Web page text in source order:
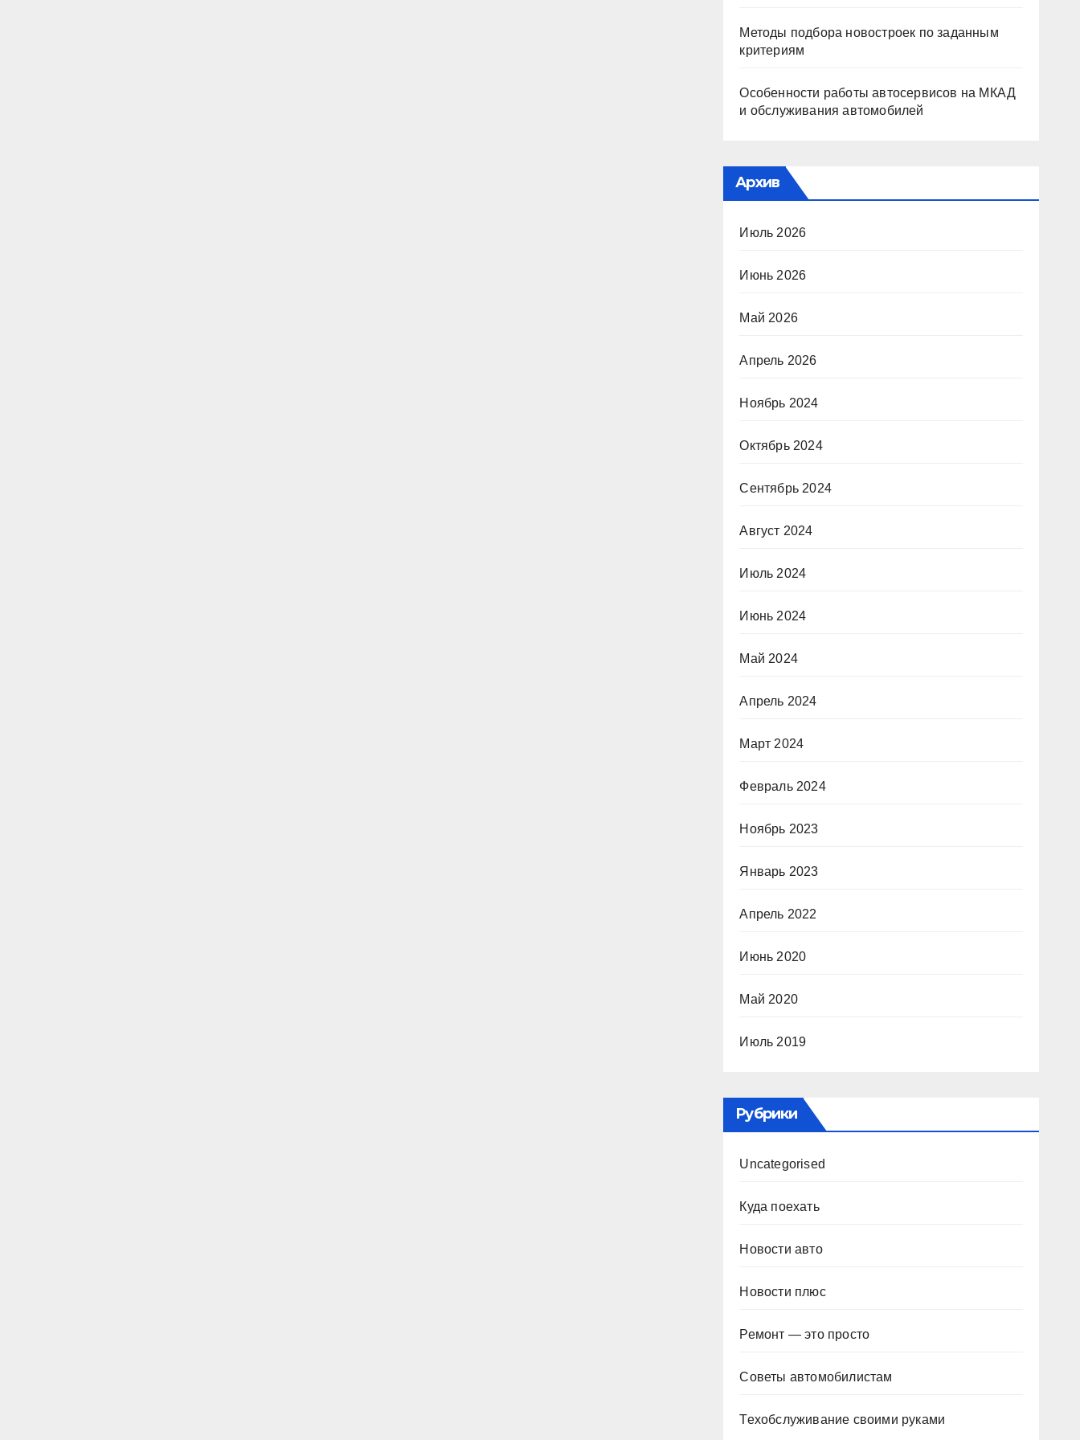
Методы подбора новостроек по заданным
критериям
Особенности работы автосервисов на МКАД
и обслуживания автомобилей
Архив
Июль 2026
Июнь 2026
Май 2026
Апрель 2026
Ноябрь 2024
Октябрь 2024
Сентябрь 2024
Август 2024
Июль 2024
Июнь 2024
Май 2024
Апрель 2024
Март 2024
Февраль 2024
Ноябрь 2023
Январь 2023
Апрель 2022
Июнь 2020
Май 2020
Июль 2019
Рубрики
Uncategorised
Куда поехать
Новости авто
Новости плюс
Ремонт — это просто
Советы автомобилистам
Техобслуживание своими руками